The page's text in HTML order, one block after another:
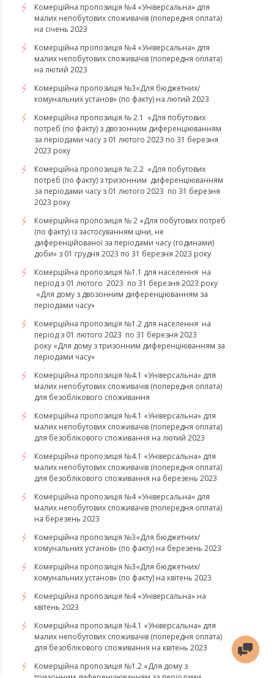
​​​​​​​Комерційна пропозиція №4 «Універсальна» для
малих непобутових споживачів (попередня оплата)
на січень 2023
​​​​​​​Комерційна пропозиція №4 «Універсальна» для
малих непобутових споживачів (попередня оплата)
на лютий 2023
Комерційна пропозиція №3«Для бюджетних/
комунальних установ» (по факту) на лютий 2023
Комерційна пропозиція № 2.1 «Для побутових
потреб (по факту) з двозонним диференціюванням
за періодами часу з 01 лютого 2023 по 31 березня
2023 року
Комерційна пропозиція № 2.2 «Для побутових
потреб (по факту) з тризонним диференціюванням
за періодами часу з 01 лютого 2023 по 31 березня
2023 року
Комерційна пропозиція № 2 «Для побутових потреб
(по факту) із застосуванням ціни, не
диференційованої за періодами часу (годинами)
доби» з 01 грудня 2023 по 31 березня 2023 року
Комерційна пропозиція №1.1 для населення на
період з 01 лютого 2023 по 31 березня 2023 року
«Для дому з двозонним диференціюванням за
періодами часу»
Комерційна пропозиція №1.2 для населення на
період з 01 лютого 2023 по 31 березня 2023
року «Для дому з тризонним диференціюванням за
періодами часу»
​​​​​​​Комерційна пропозиція №4.1 «Універсальна» для
малих непобутових споживачів (попередня оплата)
для безоблікового споживання
Комерційна пропозиція №4.1 «Універсальна» для
малих непобутових споживачів (попередня оплата)
для безоблікового споживання на лютий 2023
Комерційна пропозиція №4.1 «Універсальна» для
малих непобутових споживачів (попередня оплата)
для безоблікового споживання на березень 2023
​​​​​​​Комерційна пропозиція №4 «Універсальна» для
малих непобутових споживачів (попередня оплата)
на березень 2023
​​​​​​​Комерційна пропозиція №3«Для бюджетних/
комунальних установ» (по факту) на березень 2023
Комерційна пропозиція №3«Для бюджетних/
комунальних установ» (по факту) на квітень 2023
Комерційна пропозиція №4 «Універсальна» на
квітень 2023
Комерційна пропозиція №4.1 «Універсальна» для
малих непобутових споживачів (попередня оплата)
для безоблікового споживання на квітень 2023
Комерційна пропозиція №1.2 «Для дому з